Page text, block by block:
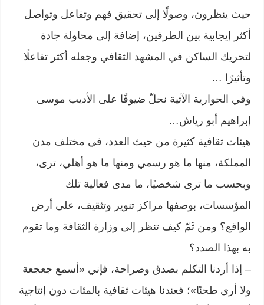
حيث ينظرون، وصولًا إلى تحقيق فهم وتفاعل وتواصل
أكثر إيجابية بين الطرفين، إضافة إلى محاولة جادة
لتحريك الساكن في المشهد الثقافي وجعله أكثر تفاعلًا
وتأثيرًا …
وفي الحوارية الآتية نحلّ ضيوفًا على الأديب موسى
إبراهيم أبو رياش…
هيئات ثقافية كثيرة من حيث العدد، في مختلف مدن
المملكة، منها ما هو رسمي ومنها ما هو أهلي، ترى،
وبحسب ما ترى شخصيًا، ما مدى فعالية تلك
المؤسسات، بوصفها مراكز تنوير وتثقيف، على أرض
الواقع؟ ومن ثَمّ كيف تنظر إلى وزارة الثقافة وما تقوم
به بهذا الصدد؟
– إذا أردنا التكلم بصدق وصراحة، فإني «أسمع جعجعة
ولا أرى طحنًا»؛ فعندنا هيئات ثقافية بالمئات دون إنتاجية